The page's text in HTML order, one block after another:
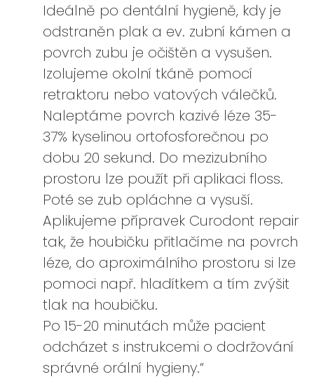
Ideálně po dentální hygieně, kdy je
odstraněn plak a ev. zubní kámen a
povrch zubu je očištěn a vysušen.
Izolujeme okolní tkáně pomocí
retraktoru nebo vatových válečků.
Naleptáme povrch kazivé léze 35-
37% kyselinou ortofosforečnou po
dobu 20 sekund. Do mezizubního
prostoru lze použít při aplikaci floss.
Poté se zub opláchne a vysuší.
Aplikujeme přípravek Curodont repair
tak, že houbičku přitlačíme na povrch
léze, do aproximálního prostoru si lze
pomoci např. hladítkem a tím zvýšit
tlak na houbičku.
Po 15-20 minutách může pacient
odcházet s instrukcemi o dodržování
správné orální hygieny.“